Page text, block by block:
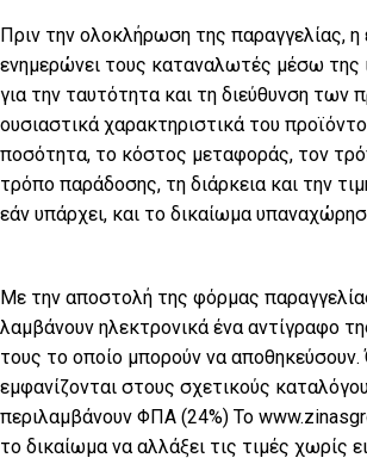
Πριν την ολοκλήρωση της παραγγελίας, η
ενημερώνει τους καταναλωτές μέσω της
για την ταυτότητα και τη διεύθυνση των
ουσιαστικά χαρακτηριστικά του
ποσότητα, το κόστος μεταφοράς, τον
τρόπο παράδοσης, τη διάρκεια και την
εάν υπάρχει, και το δικαίωμα
Με την αποστολή της φόρμας
λαμβάνουν ηλεκτρονικά ένα αντίγραφο
τους το οποίο μπορούν να αποθηκεύσουν.
εμφανίζονται στους σχετικούς
περιλαμβάνουν ΦΠΑ (24%) Το
το δικαίωμα να αλλάξει τις τιμές χωρίς